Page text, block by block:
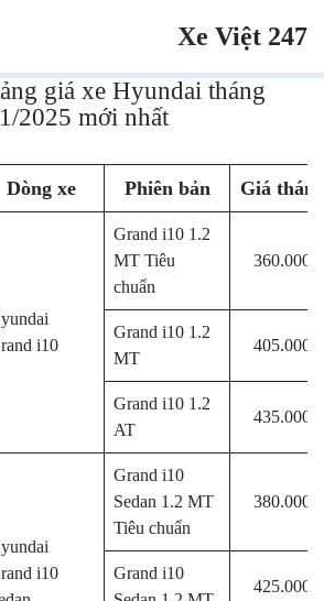
Xe Việt 247
giá xe Hyundai tháng
2025 mới nhất
Dòng xe Phiên bản Giá
i10
Grand i10 1.2
MT Tiêu
chuẩn
Grand i10 1.2
MT
Grand i10 1.2
AT
i10
Grand i10
Sedan 1.2 MT
Tiêu chuẩn
Grand i10